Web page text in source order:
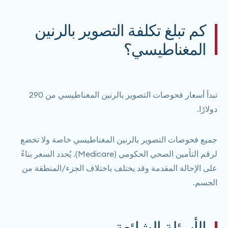
كم تبلغ تكلفة التصوير بالرنين
المغناطيسي؟
تبدأ أسعار فحوصات التصوير بالرنين المغناطيسي من 290
دولارًا.
جميع فحوصات التصوير بالرنين المغناطيسي خاصة ولا تخضع
لرقم التأمين الصحي الحكومي (Medicare). يُحدد السعر بناءً
على الإحالة المقدمة وقد يختلف باختلاف الجزء/المنطقة من
الجسم.